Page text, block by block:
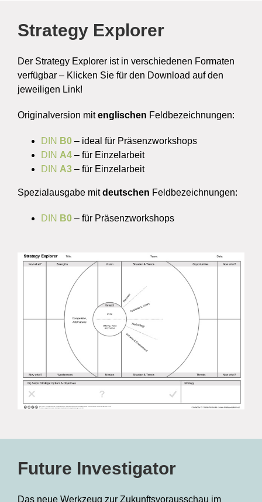
Strategy Explorer
Der Strategy Explorer ist in verschiedenen Formaten
verfügbar – Klicken Sie für den Download auf den
jeweiligen Link!
Originalversion mitenglischen Feldbezeichnungen:
DIN B0– ideal für Präsenzworkshops
DIN A4– für Einzelarbeit
DIN A3– für Einzelarbeit
Spezialausgabe mitdeutschen Feldbezeichnungen:
DIN B0– für Präsenzworkshops
Future Investigator
Das neue Werkzeug zur Zukunftsvorausschau im